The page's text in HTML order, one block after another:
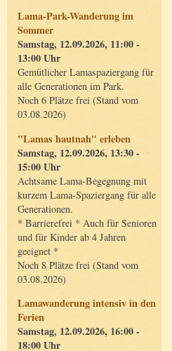
Lama-Park-Wanderung im
Sommer
Samstag, 12.09.2026, 11:00 -
13:00 Uhr
Gemütlicher Lamaspaziergang für
alle Generationen im Park.
Noch 6 Plätze frei (Stand vom
03.08.2026)
"Lamas hautnah" erleben
Samstag, 12.09.2026, 13:30 -
15:00 Uhr
Achtsame Lama-Begegnung mit
kurzem Lama-Spaziergang für alle
Generationen.
* Barrierefrei * Auch für Senioren
und für Kinder ab 4 Jahren
geeignet *
Noch 8 Plätze frei (Stand vom
03.08.2026)
Lamawanderung intensiv in den
Ferien
Samstag, 12.09.2026, 16:00 -
18:00 Uhr